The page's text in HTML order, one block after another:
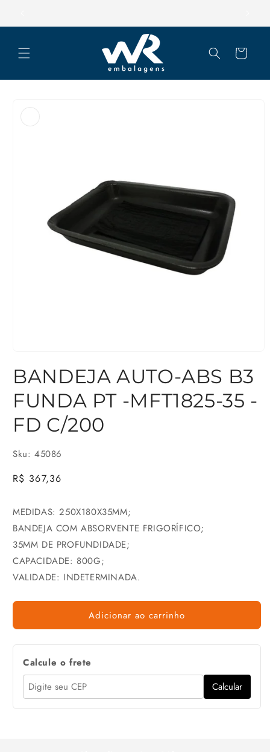
conteúdo
Carrinho
mídia
1
na
janela
BANDEJA AUTO-ABS B3
FUNDA PT -MFT1825-35 -
FD C/200
Sku: 45086
Preço
R$ 367,36
MEDIDAS: 250X180X35MM;
BANDEJA COM ABSORVENTE FRIGORÍFICO;
35MM DE PROFUNDIDADE;
CAPACIDADE: 800G;
VALIDADE: INDETERMINADA.
Adicionar ao carrinho
Calcule o frete
Calcular